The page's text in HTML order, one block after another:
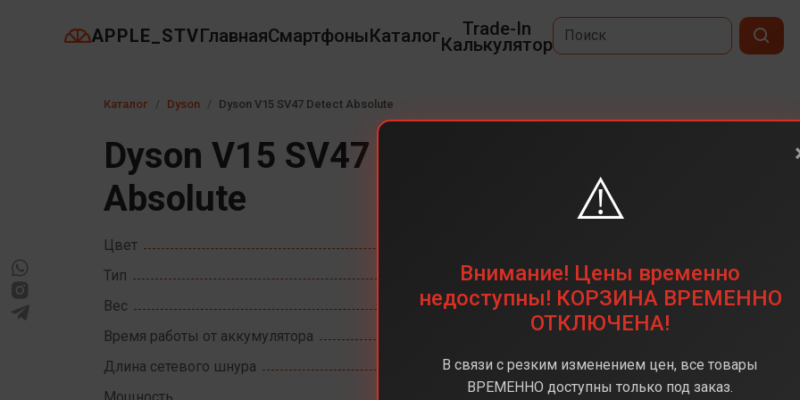
APPLE_STVГлавнаяСмартфоныКаталог Trade-In
Калькулятор
Каталог Dyson Dyson V15 SV47 Detect Absolute
Dyson V15 SV47 Detect
Absolute
Цвет
Тип
сухая
Вес
3.5 кг
Время работы от аккумулятора
60 мин
Длина сетевого шнура
1.8 м
Мощность
240 Вт
⚠️
Внимание! Цены временно
недоступны! КОРЗИНА ВРЕМЕННО
ОТКЛЮЧЕНА!
В связи с резким изменением цен, все товары
ВРЕМЕННО доступны только под заказ.